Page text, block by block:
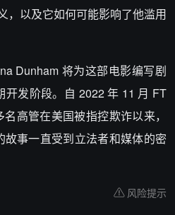
，以及它如何可能影响了他滥用
Dunham 将为这部电影编写剧
发阶段。自 2022 年 11 月 FT
高管在美国被指控欺诈以来，
事一直受到立法者和媒体的密
风险提示